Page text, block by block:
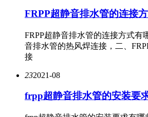
FRPP超静音排水管的连接
FRPP超静音排水管的连接方式有
音排水管的热风焊连接，二、
接
232021-08
frpp超静音排水管的安装要